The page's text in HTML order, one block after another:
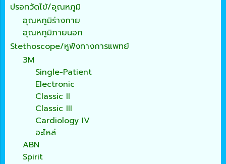
ปรอทวัดไข้/อุณหภูมิ
อุณหภูมิร่างกาย
อุณหภูมิภายนอก
Stethoscope/หูฟังทางการแพทย์
3M
Single-Patient
Electronic
Classic II
Classic III
Cardiology IV
อะไหล่
ABN
Spirit